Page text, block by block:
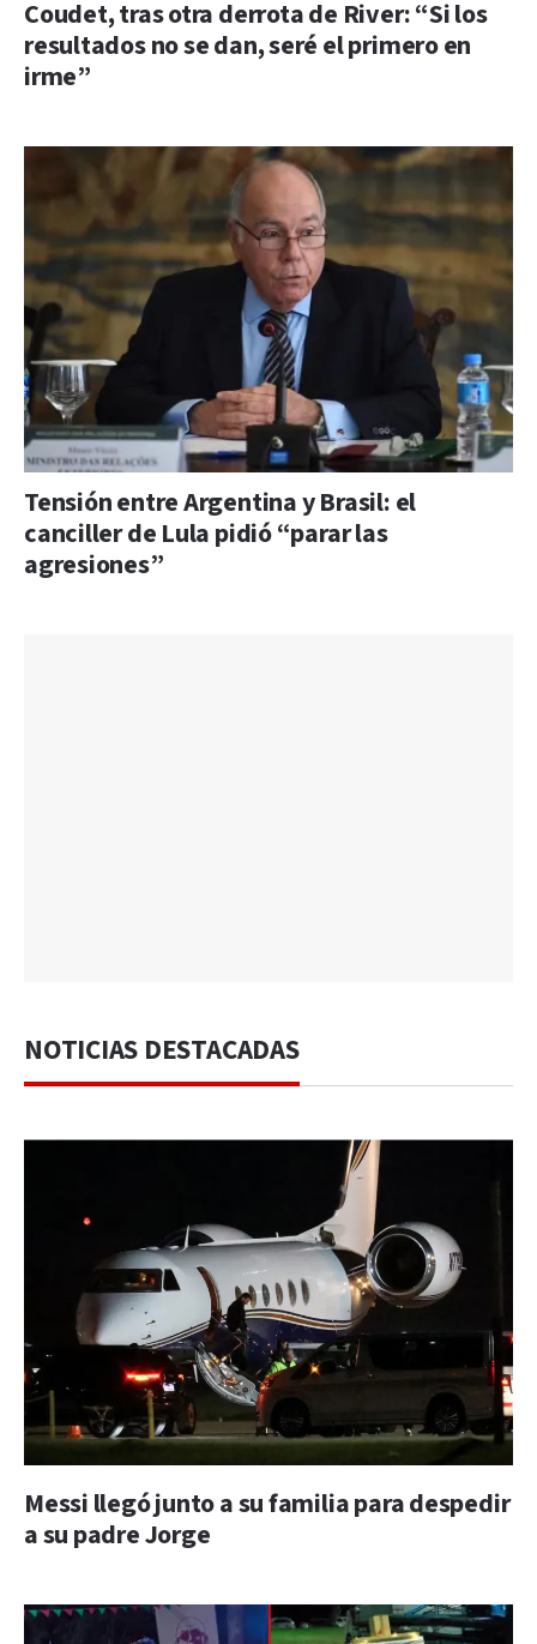
Coudet, tras otra derrota de River: “Si los
resultados no se dan, seré el primero en
irme”
Tensión entre Argentina y Brasil: el
canciller de Lula pidió “parar las
agresiones”
NOTICIAS DESTACADAS
Messi llegó junto a su familia para despedir
a su padre Jorge